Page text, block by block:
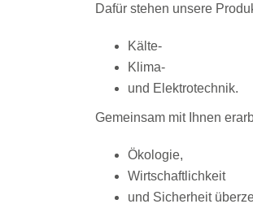
Dafür stehen unsere
Kälte-
Klima-
und Elektrotechnik.
Gemeinsam mit Ihnen
Ökologie,
Wirtschaftlichkeit
und Sicherheit